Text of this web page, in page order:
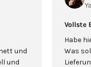
und
und
Vollste
Habe
Was